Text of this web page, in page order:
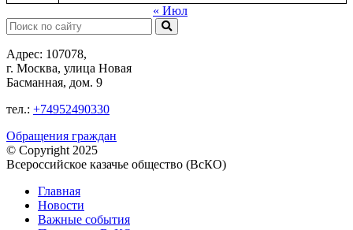
« Июл
Поиск:
Адрес: 107078,
г. Москва, улица Новая
Басманная, дом. 9
тел.: +74952490330
Обращения граждан
© Copyright 2025
Всероссийское казачье общество (ВсКО)
Главная
Новости
Важные события